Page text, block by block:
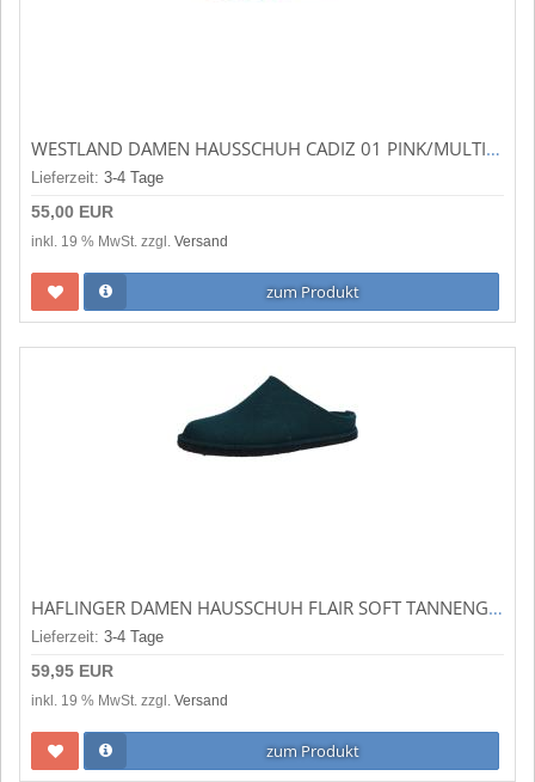
WESTLAND DAMEN HAUSSCHUH CADIZ 01 PINK/MULTI (PINK) 19901-MA631-425
Lieferzeit: 3-4 Tage
55,00 EUR
inkl. 19 % MwSt. zzgl. Versand
zum Produkt
HAFLINGER DAMEN HAUSSCHUH FLAIR SOFT TANNENGRÜN (GRÜN) 311010-13
Lieferzeit: 3-4 Tage
59,95 EUR
inkl. 19 % MwSt. zzgl. Versand
zum Produkt